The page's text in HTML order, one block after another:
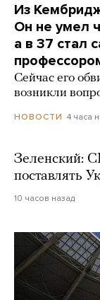
Из
Он не умел
а в 37 стал
Сейчас его
возникли
НОВОСТИ 4 часа
Зеленский:
поставлять
10 часов назад